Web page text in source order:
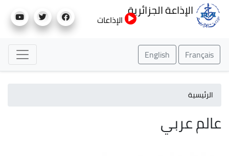
إلى
الإذاعة الجزائرية
الإذاعات
Français
English
الرئيسية
عالم عربي